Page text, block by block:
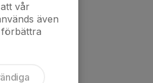
vår
även